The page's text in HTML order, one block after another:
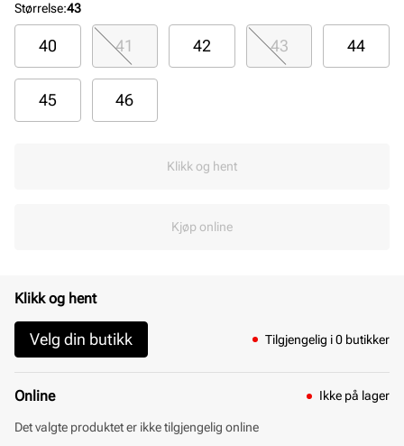
Størrelse:43
40 41 42 43 44
45 46
Klikk og hent
Kjøp online
Klikk og hent
Velg din butikk Tilgjengelig i 0 butikker
Online Ikke på lager
Det valgte produktet er ikke tilgjengelig online